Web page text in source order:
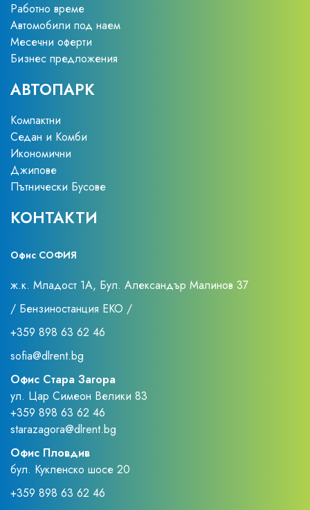
Работно време
Автомобили под наем
Месечни оферти
Бизнес предложения
АВТОПАРК
Компактни
Седан и Комби
Икономични
Джипове
Пътнически Бусове
КОНТАКТИ
Офис СОФИЯ
ж.к. Младост 1А, Бул. Александър Малинов 37
/ Бензиностанция ЕКО /
+359 898 63 62 46
sofia@dlrent.bg
Офис Стара Загора
ул. Цар Симеон Велики 83
+359 898 63 62 46
starazagora@dlrent.bg
Офис Пловдив
бул. Кукленско шосе 20
+359 898 63 62 46